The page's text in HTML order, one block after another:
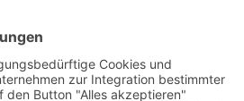
KONTAKT